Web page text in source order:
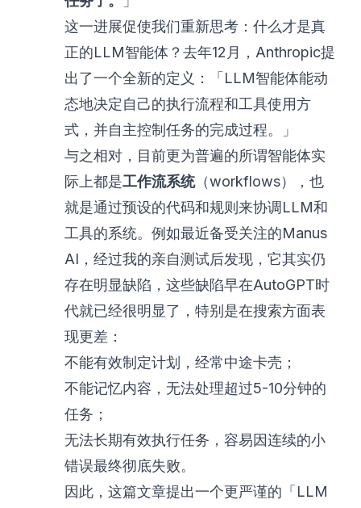
这一进展促使我们重新思考：什么才是真
正的LLM智能体？去年12月，Anthropic提
出了一个全新的定义：「LLM智能体能动
态地决定自己的执行流程和工具使用方
式，并自主控制任务的完成过程。」
与之相对，目前更为普遍的所谓智能体实
际上都是工作流系统（workflows），也
就是通过预设的代码和规则来协调LLM和
工具的系统。例如最近备受关注的Manus
AI，经过我的亲自测试后发现，它其实仍
存在明显缺陷，这些缺陷早在AutoGPT时
代就已经很明显了，特别是在搜索方面表
现更差：
不能有效制定计划，经常中途卡壳；
不能记忆内容，无法处理超过5-10分钟的
任务；
无法长期有效执行任务，容易因连续的小
错误最终彻底失败。
因此，这篇文章提出一个更严谨的「LLM